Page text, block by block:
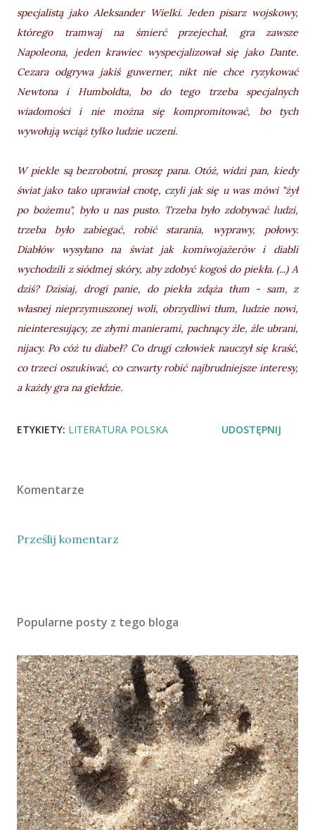
specjalistą jako Aleksander Wielki. Jeden pisarz wojskowy,
którego tramwaj na śmierć przejechał, gra zawsze
Napoleona, jeden krawiec wyspecjalizował się jako Dante.
Cezara odgrywa jakiś guwerner, nikt nie chce ryzykować
Newtona i Humboldta, bo do tego trzeba specjalnych
wiadomości i nie można się kompromitować, bo tych
wywołują wciąż tylko ludzie uczeni.
W piekle są bezrobotni, proszę pana. Otóż, widzi pan, kiedy
świat jako tako uprawiał cnotę, czyli jak się u was mówi "żył
po bożemu", było u nas pusto. Trzeba było zdobywać ludzi,
trzeba było zabiegać, robić starania, wyprawy, połowy.
Diabłów wysyłano na świat jak komiwojażerów i diabli
wychodzili z siódmej skóry, aby zdobyć kogoś do piekła. (...) A
dziś? Dzisiaj, drogi panie, do piekła zdąża tłum - sam, z
własnej nieprzymuszonej woli, obrzydliwi tłum, ludzie nowi,
nieinteresujący, ze złymi manierami, pachnący źle, źle ubrani,
nijacy. Po cóż tu diabeł? Co drugi człowiek nauczył się kraść,
co trzeci oszukiwać, co czwarty robić najbrudniejsze interesy,
a każdy gra na giełdzie.
ETYKIETY: LITERATURA POLSKA UDOSTĘPNIJ
Komentarze
Prześlij komentarz
Popularne posty z tego bloga